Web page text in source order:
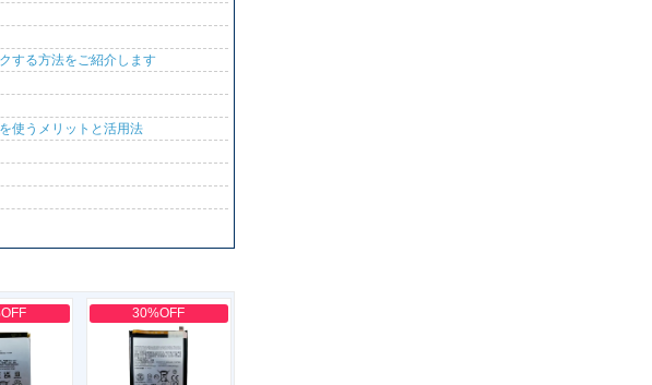
する方法をご紹介します
使うメリットと活用法
30%OFF